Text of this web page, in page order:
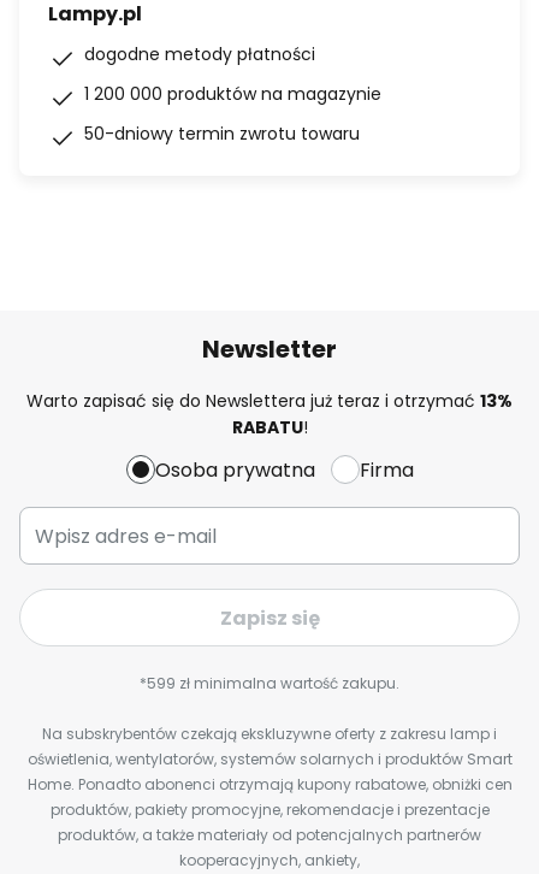
Lampy.pl
dogodne metody płatności
1 200 000 produktów na magazynie
50-dniowy termin zwrotu towaru
Newsletter
Warto zapisać się do Newslettera już teraz i otrzymać 13%
RABATU!
Osoba prywatna Firma
Zapisz się
*599 zł minimalna wartość zakupu.
Na subskrybentów czekają ekskluzywne oferty z zakresu lamp i
oświetlenia, wentylatorów, systemów solarnych i produktów Smart
Home. Ponadto abonenci otrzymają kupony rabatowe, obniżki cen
produktów, pakiety promocyjne, rekomendacje i prezentacje
produktów, a także materiały od potencjalnych partnerów
kooperacyjnych, ankiety,